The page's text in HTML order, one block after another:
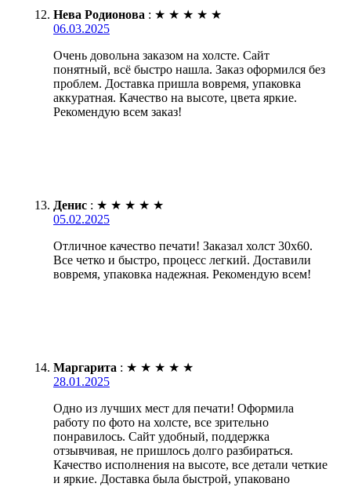
Нева Родионова : ★ ★ ★ ★ ★
06.03.2025
Очень довольна заказом на холсте. Сайт
понятный, всё быстро нашла. Заказ оформился без
проблем. Доставка пришла вовремя, упаковка
аккуратная. Качество на высоте, цвета яркие.
Рекомендую всем заказ!
Денис : ★ ★ ★ ★ ★
05.02.2025
Отличное качество печати! Заказал холст 30х60.
Все четко и быстро, процесс легкий. Доставили
вовремя, упаковка надежная. Рекомендую всем!
Маргарита : ★ ★ ★ ★ ★
28.01.2025
Одно из лучших мест для печати! Оформила
работу по фото на холсте, все зрительно
понравилось. Сайт удобный, поддержка
отзывчивая, не пришлось долго разбираться.
Качество исполнения на высоте, все детали четкие
и яркие. Доставка была быстрой, упаковано